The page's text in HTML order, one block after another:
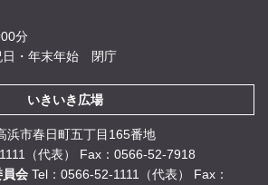
分
日・年末年始 閉庁
いきいき広場
市春日町五丁目165番地
（代表）
Fax：0566-52-7918
員会 Tel：0566-52-1111（代表） Fax：